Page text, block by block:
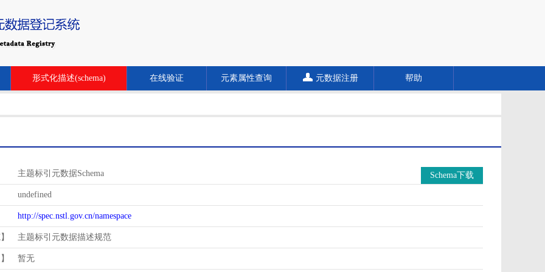
形式化描述(schema) 在线验证 元素属性查询 元数据注册 帮助
主题标引元数据Schema Schema下载
undefined
http://spec.nstl.gov.cn/namespace
主题标引元数据描述规范
暂无